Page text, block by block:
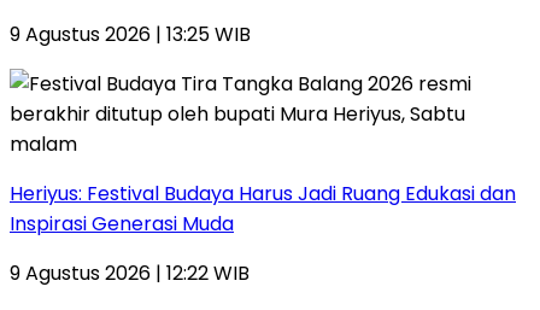
9 Agustus 2026 | 13:25 WIB
Heriyus: Festival Budaya Harus Jadi Ruang Edukasi dan
Inspirasi Generasi Muda
9 Agustus 2026 | 12:22 WIB